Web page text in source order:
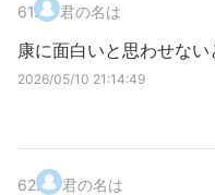
61. 君の名は
康に面白いと思わせない
2026/05/10 21:14:49
62. 君の名は